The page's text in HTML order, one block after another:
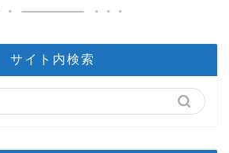
サイト内検索